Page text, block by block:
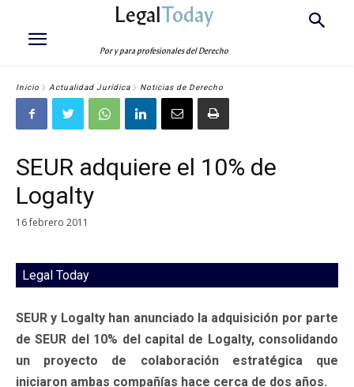
LegalToday
Por y para profesionales del Derecho
Inicio Actualidad Jurídica Noticias de Derecho
SEUR adquiere el 10% de
Logalty
16 febrero 2011
Legal Today
SEUR y Logalty han anunciado la adquisición por parte
de SEUR del 10% del capital de Logalty, consolidando
un proyecto de colaboración estratégica que
iniciaron ambas compañías hace cerca de dos años.